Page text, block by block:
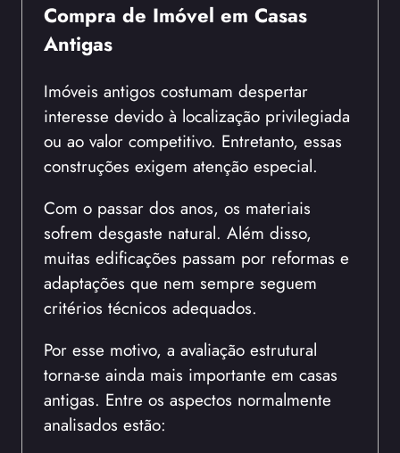
Compra de Imóvel em Casas
Antigas
Imóveis antigos costumam despertar
interesse devido à localização privilegiada
ou ao valor competitivo. Entretanto, essas
construções exigem atenção especial.
Com o passar dos anos, os materiais
sofrem desgaste natural. Além disso,
muitas edificações passam por reformas e
adaptações que nem sempre seguem
critérios técnicos adequados.
Por esse motivo, a avaliação estrutural
torna-se ainda mais importante em casas
antigas. Entre os aspectos normalmente
analisados estão: